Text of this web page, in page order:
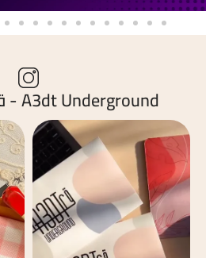
A3dt Underground - قعدة أندرجروند